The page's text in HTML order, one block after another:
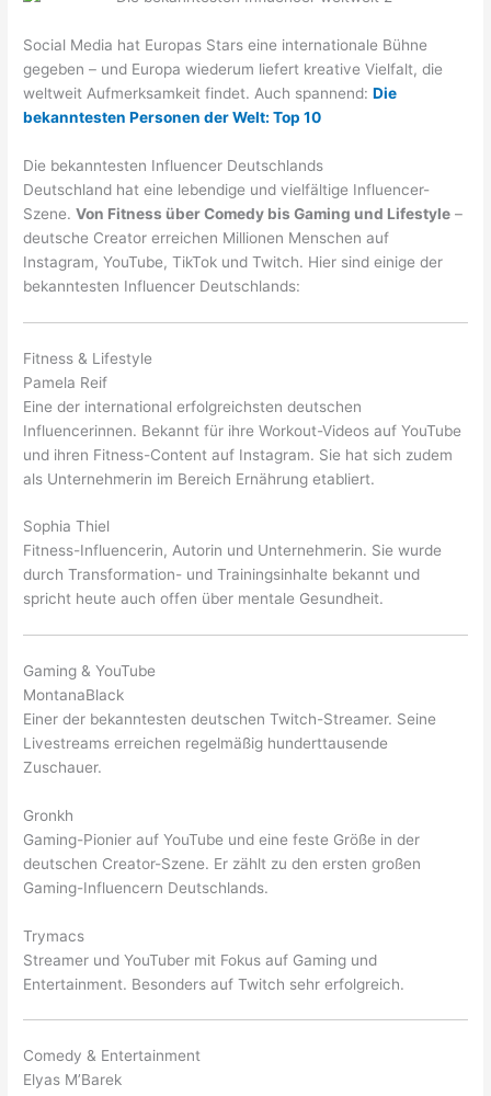
Social Media hat Europas Stars eine internationale Bühne
gegeben – und Europa wiederum liefert kreative Vielfalt, die
weltweit Aufmerksamkeit findet. Auch spannend:Die
bekanntesten Personen der Welt: Top 10
Die bekanntesten Influencer Deutschlands
Deutschland hat eine lebendige und vielfältige Influencer-
Szene.Von Fitness über Comedy bis Gaming und Lifestyle –
deutsche Creator erreichen Millionen Menschen auf
Instagram, YouTube, TikTok und Twitch. Hier sind einige der
bekanntesten Influencer Deutschlands:
Fitness & Lifestyle
Pamela Reif
Eine der international erfolgreichsten deutschen
Influencerinnen. Bekannt für ihre Workout-Videos auf YouTube
und ihren Fitness-Content auf Instagram. Sie hat sich zudem
als Unternehmerin im Bereich Ernährung etabliert.
Sophia Thiel
Fitness-Influencerin, Autorin und Unternehmerin. Sie wurde
durch Transformation- und Trainingsinhalte bekannt und
spricht heute auch offen über mentale Gesundheit.
Gaming & YouTube
MontanaBlack
Einer der bekanntesten deutschen Twitch-Streamer. Seine
Livestreams erreichen regelmäßig hunderttausende
Zuschauer.
Gronkh
Gaming-Pionier auf YouTube und eine feste Größe in der
deutschen Creator-Szene. Er zählt zu den ersten großen
Gaming-Influencern Deutschlands.
Trymacs
Streamer und YouTuber mit Fokus auf Gaming und
Entertainment. Besonders auf Twitch sehr erfolgreich.
Comedy & Entertainment
Elyas M’Barek